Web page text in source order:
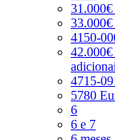
4150-
4715-
5780
6
6 e 7